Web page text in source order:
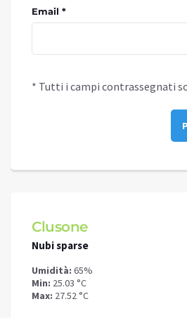
Email *
* Tutti i campi contrassegnati
°C
Schilpario
Poche nuvole
Umidità:65%
Min: 22.09 °C
Max: 24.89 °C